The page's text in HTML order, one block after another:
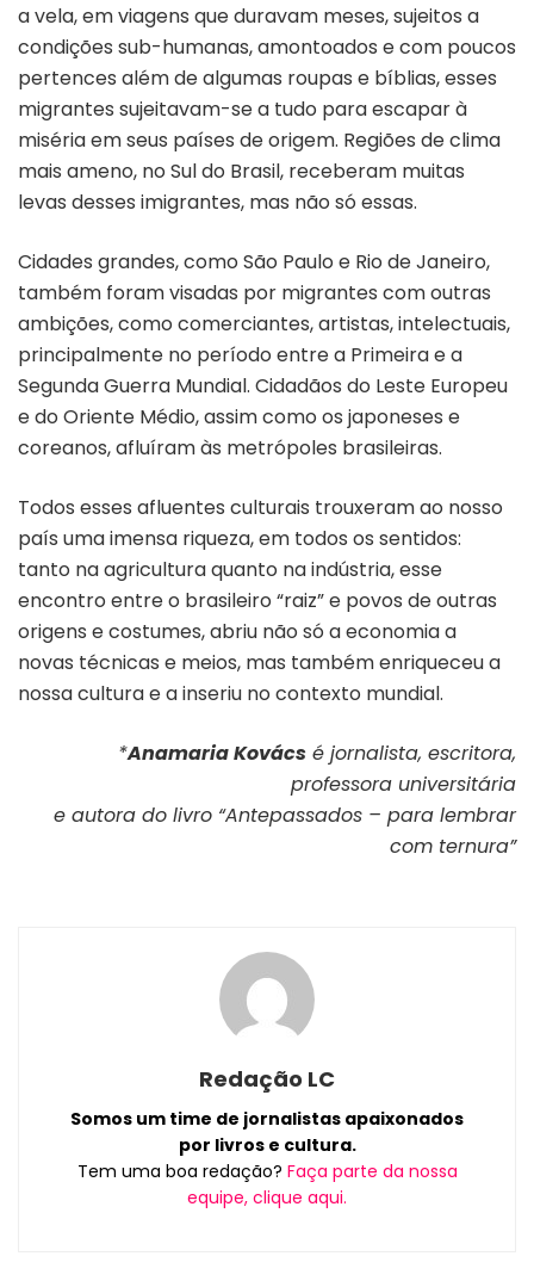
a vela, em viagens que duravam meses, sujeitos a
condições sub-humanas, amontoados e com poucos
pertences além de algumas roupas e bíblias, esses
migrantes sujeitavam-se a tudo para escapar à
miséria em seus países de origem. Regiões de clima
mais ameno, no Sul do Brasil, receberam muitas
levas desses imigrantes, mas não só essas.
Cidades grandes, como São Paulo e Rio de Janeiro,
também foram visadas por migrantes com outras
ambições, como comerciantes, artistas, intelectuais,
principalmente no período entre a Primeira e a
Segunda Guerra Mundial. Cidadãos do Leste Europeu
e do Oriente Médio, assim como os japoneses e
coreanos, afluíram às metrópoles brasileiras.
Todos esses afluentes culturais trouxeram ao nosso
país uma imensa riqueza, em todos os sentidos:
tanto na agricultura quanto na indústria, esse
encontro entre o brasileiro “raiz” e povos de outras
origens e costumes, abriu não só a economia a
novas técnicas e meios, mas também enriqueceu a
nossa cultura e a inseriu no contexto mundial.
*Anamaria Kovács é jornalista, escritora,
professora universitária
e autora do livro “Antepassados – para lembrar
com ternura”
Redação LC
Somos um time de jornalistas apaixonados
por livros e cultura.
Tem uma boa redação? Faça parte da nossa
equipe, clique aqui.